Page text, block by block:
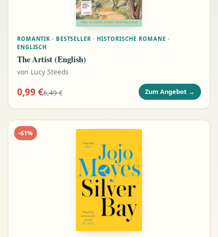
ROMANTIK · BESTSELLER · HISTORISCHE ROMANE ·
ENGLISCH
The Artist (English)
von Lucy Steeds
0,99 €6,49 € Zum Angebot →
-61%